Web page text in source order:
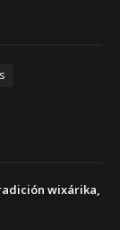
wixárika,